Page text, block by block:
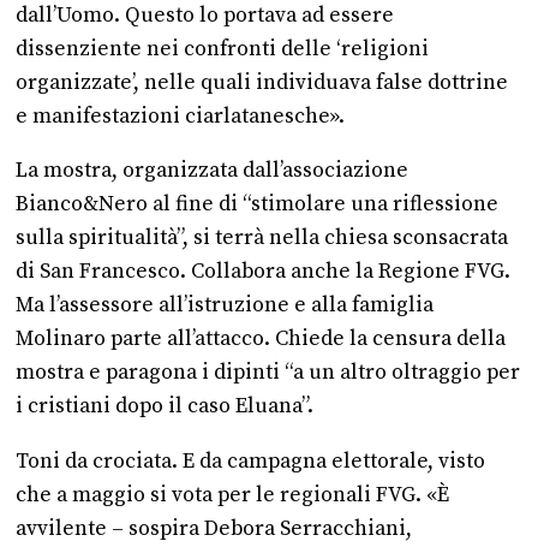
dall’Uomo. Questo lo portava ad essere
dissenziente nei confronti delle ‘religioni
organizzate’, nelle quali individuava false dottrine
e manifestazioni ciarlatanesche».
La mostra, organizzata dall’associazione
Bianco&Nero al fine di “stimolare una riflessione
sulla spiritualità”, si terrà nella chiesa sconsacrata
di San Francesco. Collabora anche la Regione FVG.
Ma l’assessore all’istruzione e alla famiglia
Molinaro parte all’attacco. Chiede la censura della
mostra e paragona i dipinti “a un altro oltraggio per
i cristiani dopo il caso Eluana”.
Toni da crociata. E da campagna elettorale, visto
che a maggio si vota per le regionali FVG. «È
avvilente – sospira Debora Serracchiani,